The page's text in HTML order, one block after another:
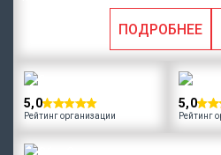
ПОДРОБНЕЕ
5,0
Рейтинг организации
5,0
Рейтинг